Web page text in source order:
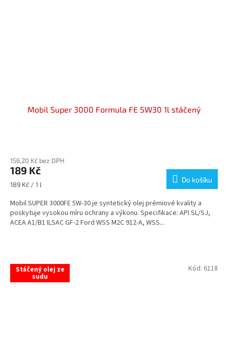
Mobil Super 3000 Formula FE 5W30 1l stáčený
produktu
je
4,0
5
hvězdiček.
156,20 Kč bez DPH
189 Kč
Měrná
189 Kč / 1 l
Do košíku
Mobil SUPER 3000FE 5W-30 je syntetický olej prémiové kvality a
poskytuje vysokou míru ochrany a výkonu. Specifikace: API SL/SJ,
ACEA A1/B1 ILSAC GF-2 Ford WSS M2C 912-A, WSS...
Stáčený olej ze
sudu
Kód: 6118